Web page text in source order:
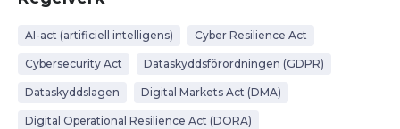
AI-act (artificiell intelligens) Cyber Resilience Act
Cybersecurity Act Dataskyddsförordningen (GDPR)
Dataskyddslagen Digital Markets Act (DMA)
Digital Operational Resilience Act (DORA)